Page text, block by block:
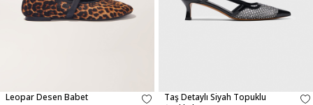
Leopar Desen Babet
Taş Detaylı Siyah Topuklu